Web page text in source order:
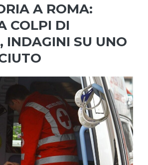
A ROMA:
COLPI DI
INDAGINI SU UNO